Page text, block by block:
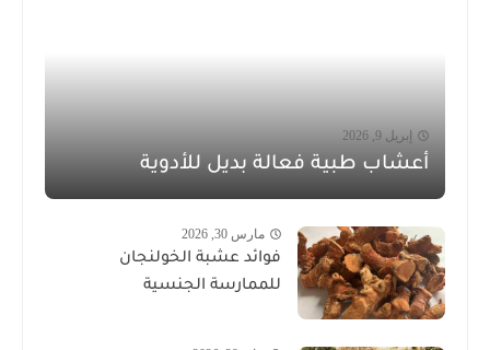
إبريل 9, 2026
أعشاب طبية فعالة بديل للأدوية
مارس 30, 2026
فوائد عشبة الخولنجان
للممارسة الجنسية